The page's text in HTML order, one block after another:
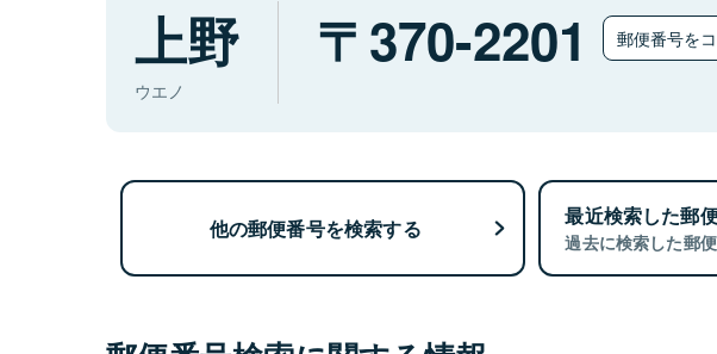
上野
ウエノ
370-2201 郵便番号を
他の郵便番号を検索する 最近検索した郵
過去に検索した郵